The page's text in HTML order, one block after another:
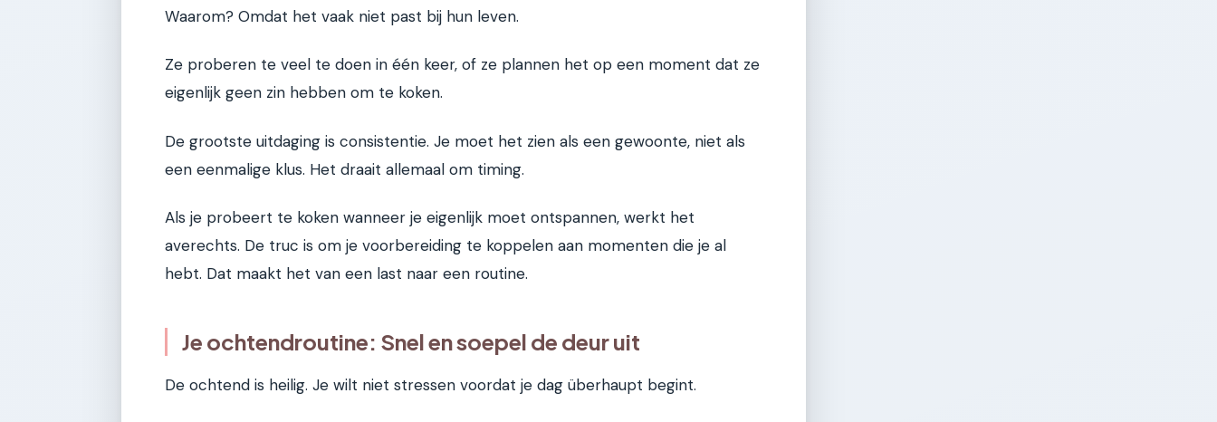
Waarom? Omdat het vaak niet past bij hun leven.
Ze proberen te veel te doen in één keer, of ze plannen het op een moment dat ze
eigenlijk geen zin hebben om te koken.
De grootste uitdaging is consistentie. Je moet het zien als een gewoonte, niet als
een eenmalige klus. Het draait allemaal om timing.
Als je probeert te koken wanneer je eigenlijk moet ontspannen, werkt het
averechts. De truc is om je voorbereiding te koppelen aan momenten die je al
hebt. Dat maakt het van een last naar een routine.
Je ochtendroutine: Snel en soepel de deur uit
De ochtend is heilig. Je wilt niet stressen voordat je dag überhaupt begint.